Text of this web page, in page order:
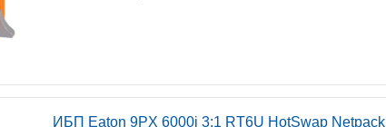
ИБП Eaton 9PX 6000i 3:1 RT6U HotSwap Netpack